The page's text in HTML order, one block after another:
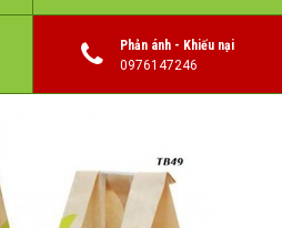
Phản ánh - Khiếu nại
0976147246